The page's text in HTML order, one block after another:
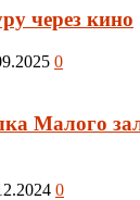
через кино
0
Малого
0